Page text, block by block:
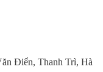
Điển, Thanh Trì, Hà